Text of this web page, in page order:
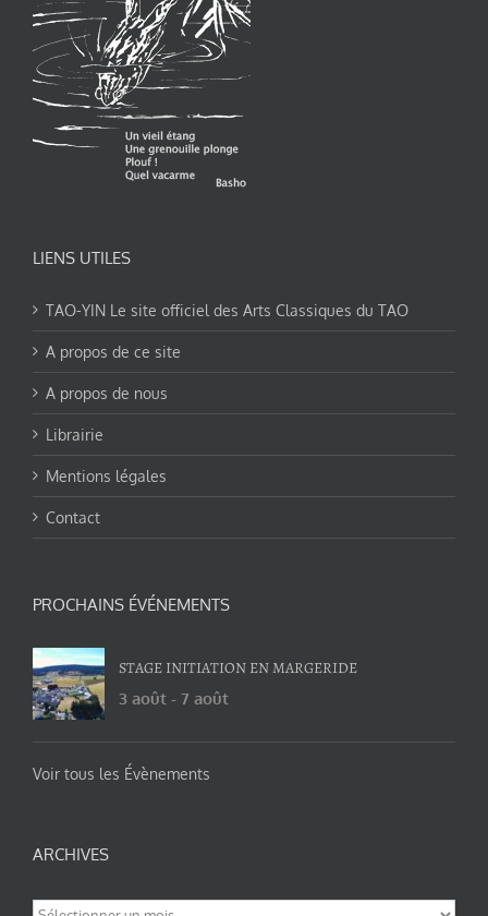
LIENS UTILES
TAO-YIN Le site officiel des Arts Classiques du TAO
A propos de ce site
A propos de nous
Librairie
Mentions légales
Contact
PROCHAINS ÉVÉNEMENTS
STAGE INITIATION EN MARGERIDE
3 août - 7 août
Voir tous les Évènements
ARCHIVES